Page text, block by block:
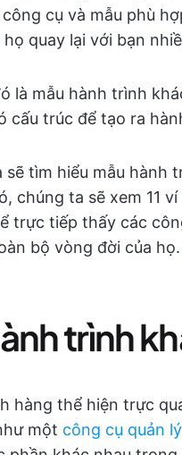
cụ và mẫu phù
quay lại với bạn
là mẫu hành trình
cấu trúc để tạo ra
tìm hiểu mẫu hành
chúng ta sẽ xem 11
trực tiếp thấy các
bộ vòng đời của họ.
trình
hàng thể hiện trực
một công cụ quản